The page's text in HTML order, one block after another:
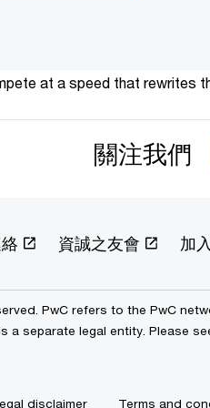
at a speed that rewrites
關注我們
資誠之友會 加
PwC refers to the PwC
a separate legal entity. Please
disclaimer Terms and